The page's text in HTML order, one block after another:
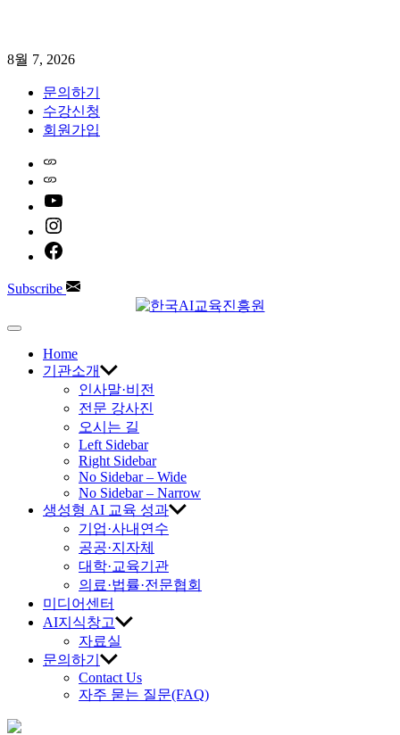
Skip
content
8월 7, 2026
문의하기
수강신청
회원가입
Subscribe
한
국
진
원
Off
CanvasHome
기관소개
인사말·비전
전문 강사진
오시는 길
Left Sidebar
Right Sidebar
No Sidebar – Wide
No Sidebar – Narrow
생성형 AI 교육 성과
기업·사내연수
공공·지자체
대학·교육기관
의료·법률·전문협회
미디어센터
AI지식창고
자료실
문의하기
Contact Us
자주 묻는 질문(FAQ)